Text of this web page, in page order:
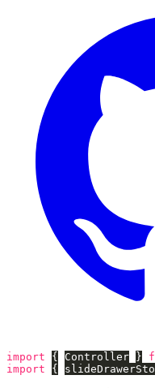
import { Controller }
import
{